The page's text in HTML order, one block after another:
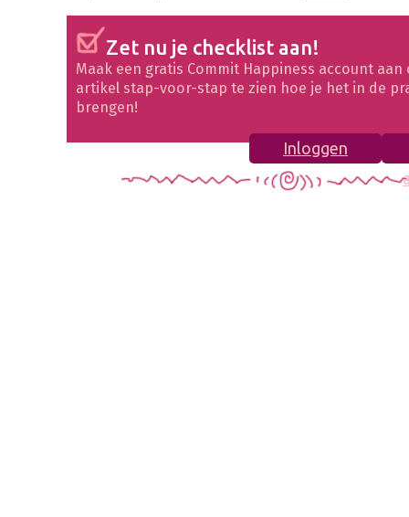
Zet nu je checklist aan!
Maak een gratis Commit Happiness account
artikel stap-voor-stap te zien hoe je het in de
brengen!
Inloggen